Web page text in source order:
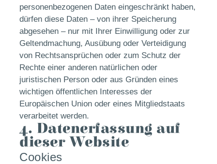
personenbezogenen Daten eingeschränkt haben,
dürfen diese Daten – von ihrer Speicherung
abgesehen – nur mit Ihrer Einwilligung oder zur
Geltendmachung, Ausübung oder Verteidigung
von Rechtsansprüchen oder zum Schutz der
Rechte einer anderen natürlichen oder
juristischen Person oder aus Gründen eines
wichtigen öffentlichen Interesses der
Europäischen Union oder eines Mitgliedstaats
verarbeitet werden.
4. Datenerfassung auf
dieser Website
Cookies